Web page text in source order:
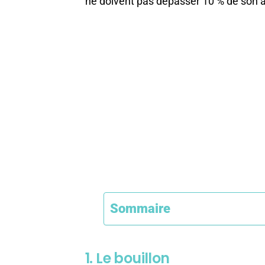
Sommaire
1. Le bouillon